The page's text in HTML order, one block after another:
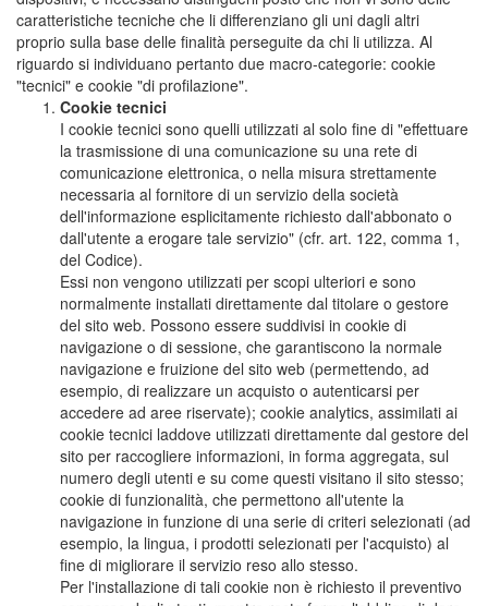
caratteristiche tecniche che li differenziano gli uni dagli altri
proprio sulla base delle finalità perseguite da chi li utilizza. Al
riguardo si individuano pertanto due macro-categorie: cookie
"tecnici" e cookie "di profilazione".
Cookie tecnici
I cookie tecnici sono quelli utilizzati al solo fine di "effettuare
la trasmissione di una comunicazione su una rete di
comunicazione elettronica, o nella misura strettamente
necessaria al fornitore di un servizio della società
dell'informazione esplicitamente richiesto dall'abbonato o
dall'utente a erogare tale servizio" (cfr. art. 122, comma 1,
del Codice).
Essi non vengono utilizzati per scopi ulteriori e sono
normalmente installati direttamente dal titolare o gestore
del sito web. Possono essere suddivisi in cookie di
navigazione o di sessione, che garantiscono la normale
navigazione e fruizione del sito web (permettendo, ad
esempio, di realizzare un acquisto o autenticarsi per
accedere ad aree riservate); cookie analytics, assimilati ai
cookie tecnici laddove utilizzati direttamente dal gestore del
sito per raccogliere informazioni, in forma aggregata, sul
numero degli utenti e su come questi visitano il sito stesso;
cookie di funzionalità, che permettono all'utente la
navigazione in funzione di una serie di criteri selezionati (ad
esempio, la lingua, i prodotti selezionati per l'acquisto) al
fine di migliorare il servizio reso allo stesso.
Per l'installazione di tali cookie non è richiesto il preventivo